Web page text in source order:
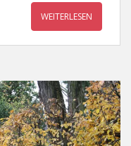
WEITERLESEN